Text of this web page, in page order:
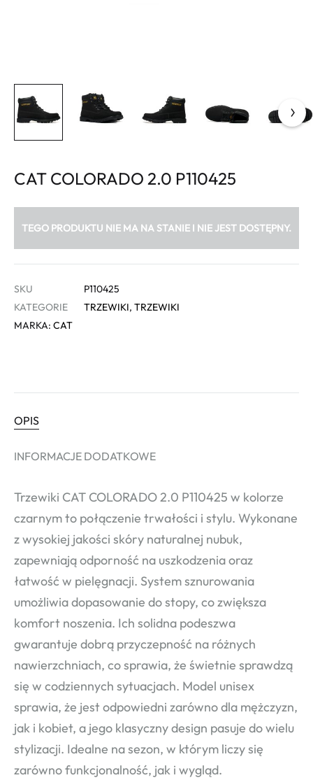
CAT COLORADO 2.0 P110425
TEGO PRODUKTU NIE MA NA STANIE I NIE JEST DOSTĘPNY.
SKU
P110425
KATEGORIE
TRZEWIKI, TRZEWIKI
MARKA: CAT
OPIS
INFORMACJE DODATKOWE
Trzewiki CAT COLORADO 2.0 P110425 w kolorze
czarnym to połączenie trwałości i stylu. Wykonane
z wysokiej jakości skóry naturalnej nubuk,
zapewniają odporność na uszkodzenia oraz
łatwość w pielęgnacji. System sznurowania
umożliwia dopasowanie do stopy, co zwiększa
komfort noszenia. Ich solidna podeszwa
gwarantuje dobrą przyczepność na różnych
nawierzchniach, co sprawia, że świetnie sprawdzą
się w codziennych sytuacjach. Model unisex
sprawia, że jest odpowiedni zarówno dla mężczyzn,
jak i kobiet, a jego klasyczny design pasuje do wielu
stylizacji. Idealne na sezon, w którym liczy się
zarówno funkcjonalność, jak i wygląd.